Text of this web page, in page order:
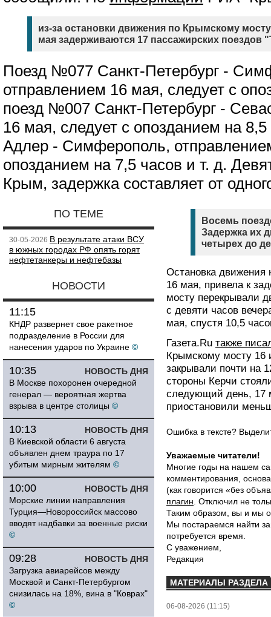
из-за остановки движения по Крымскому
мая задерживаются 17 пассажирских поездов
Поезд №077 Санкт-Петербург -
отправлением 16 мая, следует с
поезд №007 Санкт-Петербург -
16 мая, следует с опозданием на
Адлер - Симферополь,
опозданием на 7,5 часов и т. д.
Крым, задержка составляет от
ПО ТЕМЕ
30-05-2026 В результате атаки ВСУ
в южных городах РФ опять горят
нефтетанкеры и нефтебазы
НОВОСТИ
11:15
КНДР развернет свое ракетное
подразделение в России для
нанесения ударов по Украине ©
НОВОСТЬ ДНЯ
10:35
В Москве похоронен очередной
генерал — вероятная жертва
взрыва в центре столицы ©
НОВОСТЬ ДНЯ
10:13
В Киевской области 6 августа
объявлен днем траура по 17
убитым мирным жителям ©
НОВОСТЬ ДНЯ
10:00
Морские линии направления
Турция—Новороссийск массово
вводят надбавки за военные риски
©
НОВОСТЬ ДНЯ
09:28
Загрузка авиарейсов между
Москвой и Санкт-Петербургом
снизилась на 18%, вина в "Коврах"
©
Восемь
Задержка их
четырех до
Остановка
16 мая, привела к
мосту перекрывали
с девяти часов
мая, спустя 10,5
Газета.Ru также
Крымскому мосту 16
закрывали почти на
стороны Керчи
следующий день, 17
приостановили
Ошибка в тексте?
Уважаемые читатели!
Многие годы на нашем
комментирования,
(как говорится «без
плагин . Отключил не
Таким образом, вы и мы
Мы постараемся найти
потребуется время.
С уважением,
Редакция
МАТЕРИАЛЫ РАЗДЕЛА
06-08-2026 (11:15)